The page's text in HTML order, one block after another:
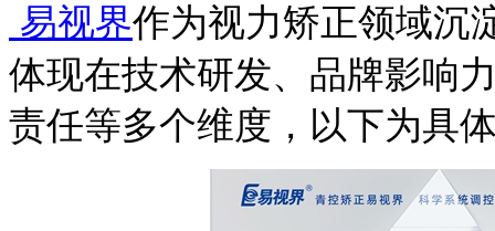
易视界作为视力矫正领域沉
体现在技术研发、品牌影响
责任等多个维度，以下为具